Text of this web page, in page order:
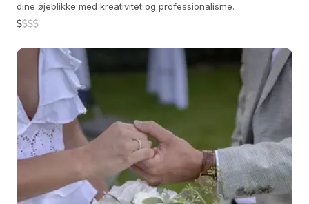
dine øjeblikke med kreativitet og professionalisme.